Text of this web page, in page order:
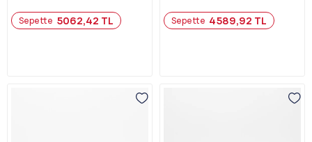
Sepette 5062,42 TL Sepette 4589,92 TL